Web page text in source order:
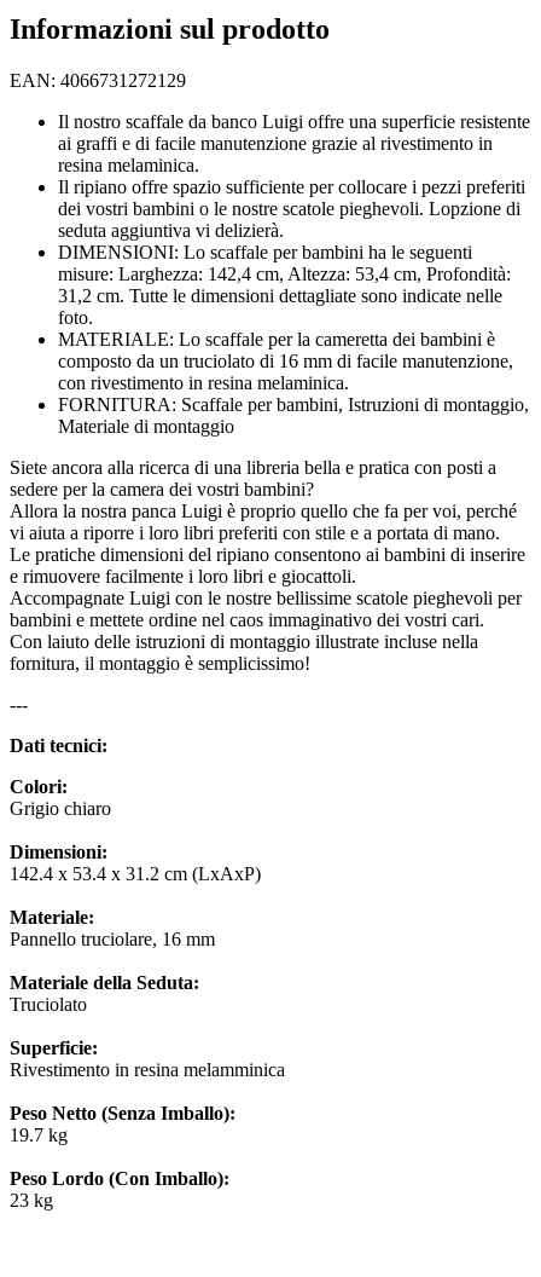
Informazioni sul prodotto
EAN: 4066731272129
Il nostro scaffale da banco Luigi offre una superficie resistente
ai graffi e di facile manutenzione grazie al rivestimento in
resina melaminica.
Il ripiano offre spazio sufficiente per collocare i pezzi preferiti
dei vostri bambini o le nostre scatole pieghevoli. Lopzione di
seduta aggiuntiva vi delizierà.
DIMENSIONI: Lo scaffale per bambini ha le seguenti
misure: Larghezza: 142,4 cm, Altezza: 53,4 cm, Profondità:
31,2 cm. Tutte le dimensioni dettagliate sono indicate nelle
foto.
MATERIALE: Lo scaffale per la cameretta dei bambini è
composto da un truciolato di 16 mm di facile manutenzione,
con rivestimento in resina melaminica.
FORNITURA: Scaffale per bambini, Istruzioni di montaggio,
Materiale di montaggio
Siete ancora alla ricerca di una libreria bella e pratica con posti a
sedere per la camera dei vostri bambini?
Allora la nostra panca Luigi è proprio quello che fa per voi, perché
vi aiuta a riporre i loro libri preferiti con stile e a portata di mano.
Le pratiche dimensioni del ripiano consentono ai bambini di inserire
e rimuovere facilmente i loro libri e giocattoli.
Accompagnate Luigi con le nostre bellissime scatole pieghevoli per
bambini e mettete ordine nel caos immaginativo dei vostri cari.
Con laiuto delle istruzioni di montaggio illustrate incluse nella
fornitura, il montaggio è semplicissimo!
---
Dati tecnici:
Colori:
Grigio chiaro
Dimensioni:
142.4 x 53.4 x 31.2 cm (LxAxP)
Materiale:
Pannello truciolare, 16 mm
Materiale della Seduta:
Truciolato
Superficie:
Rivestimento in resina melamminica
Peso Netto (Senza Imballo):
19.7 kg
Peso Lordo (Con Imballo):
23 kg